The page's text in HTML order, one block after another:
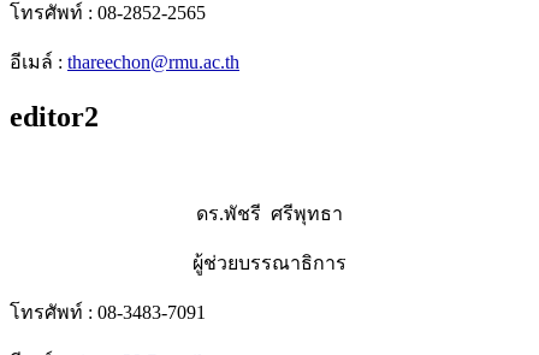
โทรศัพท์ : 08-2852-2565
อีเมล์ : thareechon@rmu.ac.th
editor2
ดร.พัชรี ศรีพุทธา
ผู้ช่วยบรรณาธิการ
โทรศัพท์ : 08-3483-7091